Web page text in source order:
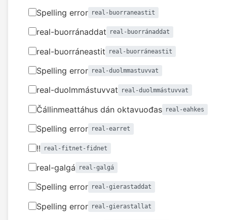
Spelling error real-buorraneastit
real-buorránaddat real-buorránaddat
real-buorráneastit real-buorráneastit
Spelling error real-duolmmastuvvat
real-duolmmástuvvat real-duolmmástuvvat
Čállinmeattáhus dán oktavuođas real-eahkes
Spelling error real-earret
!! real-fitnet-fidnet
real-galgá real-galgá
Spelling error real-gierastaddat
Spelling error real-gierastallat